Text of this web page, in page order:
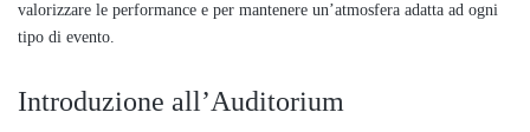
valorizzare le performance e per mantenere un’atmosfera adatta ad ogni
tipo di evento.
Introduzione all’Auditorium